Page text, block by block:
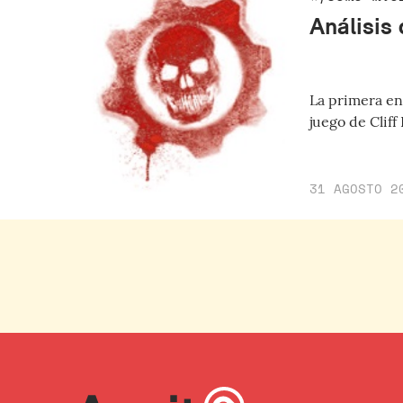
Análisis
La primera
juego de Cliff
31 AGOSTO